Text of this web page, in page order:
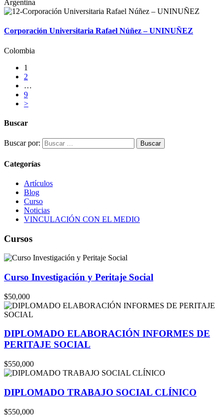
Argentina
Corporación Universitaria Rafael Núñez – UNINUÑEZ
Colombia
1
2
…
9
>
Buscar
Buscar por:
Categorías
Artículos
Blog
Curso
Noticias
VINCULACIÓN CON EL MEDIO
Cursos
Curso Investigación y Peritaje Social
$50,000
DIPLOMADO ELABORACIÓN INFORMES DE
PERITAJE SOCIAL
$550,000
DIPLOMADO TRABAJO SOCIAL CLÍNICO
$550,000